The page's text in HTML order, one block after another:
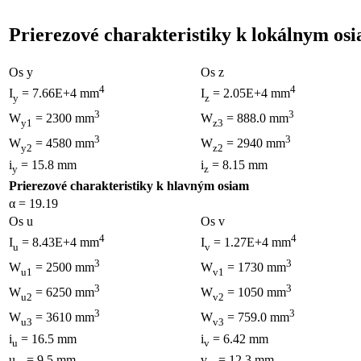
Prierezové charakteristiky k lokálnym
Os y
Os z
Iy = 7.66E+4 mm4 Iz = 2.05E+4 mm4
Wy1 = 2300 mm3 Wz3 = 888.0 mm3
Wy2 = 4580 mm3 Wz2 = 2940 mm3
iy = 15.8 mm iz = 8.15 mm
Prierezové charakteristiky k hlavným osiam
α = 19.19
Os u
Os v
Iu = 8.43E+4 mm4 Iv = 1.27E+4 mm4
Wu1 = 2500 mm3 Wv1 = 1730 mm3
Wu2 = 6250 mm3 Wv2 = 1050 mm3
Wu3 = 3610 mm3 Wv3 = 759.0 mm3
iu = 16.5 mm iv = 6.42 mm